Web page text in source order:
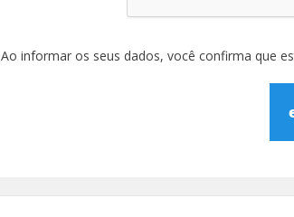
Ao informar os seus dados, você confirma que